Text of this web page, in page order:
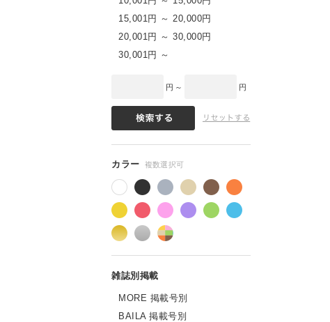
15,001円 ～ 20,000円
20,001円 ～ 30,000円
30,001円 ～
円 ～ 円
MORE 掲載号別
BAILA 掲載号別